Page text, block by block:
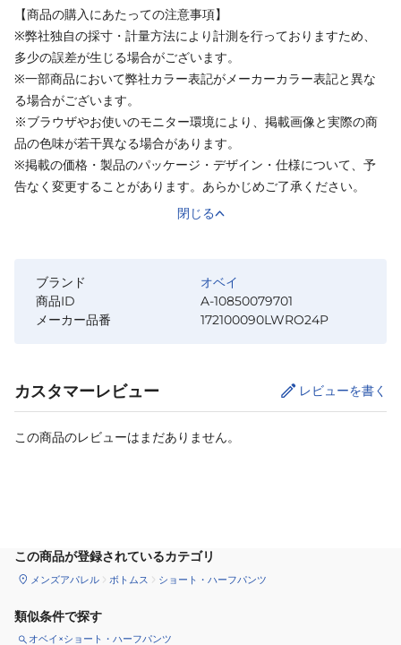
【商品の購入にあたっての注意事項】
※弊社独自の採寸・計量方法により計測を行っておりますため、
多少の誤差が生じる場合がございます。
※一部商品において弊社カラー表記がメーカーカラー表記と異な
る場合がございます。
※ブラウザやお使いのモニター環境により、掲載画像と実際の商
品の色味が若干異なる場合があります。
※掲載の価格・製品のパッケージ・デザイン・仕様について、予
告なく変更することがあります。あらかじめご了承ください。
閉じる
ブランド
オベイ
商品ID
A-10850079701
メーカー品番
172100090LWRO24P
カスタマーレビュー レビューを書く
この商品のレビューはまだありません。
この商品が登録されているカテゴリ
メンズアパレル ボトムス ショート・ハーフパンツ
類似条件で探す
オベイ×ショート・ハーフパンツ